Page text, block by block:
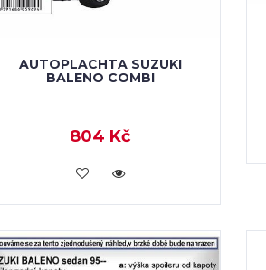
AUTOPLACHTA SUZUKI
BALENO COMBI
804 Kč
KOUPIT